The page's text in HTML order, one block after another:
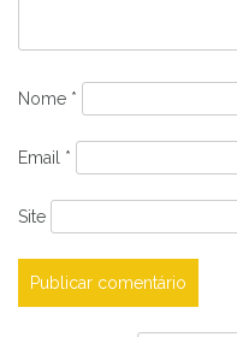
Nome *
Email *
Site